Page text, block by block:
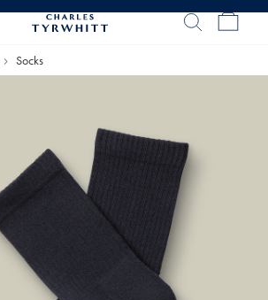
Socks